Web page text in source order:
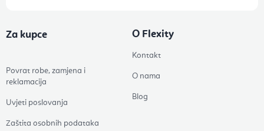
Za kupce
Povrat robe, zamjena i
reklamacija
Uvjeti poslovanja
Zaštita osobnih podataka
O Flexity
Kontakt
O nama
Blog